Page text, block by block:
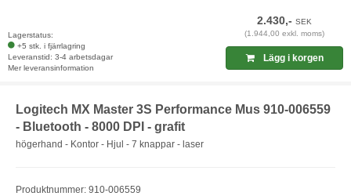
Lagerstatus:
+5 stk. i fjärrlagring
Leveranstid: 3-4 arbetsdagar
Mer leveransinformation
2.430,-SEK
(1.944,00 exkl. moms)
Lägg i korgen
Logitech MX Master 3S Performance Mus 910-006559
- Bluetooth - 8000 DPI - grafit
högerhand - Kontor - Hjul - 7 knappar - laser
Produktnummer: 910-006559